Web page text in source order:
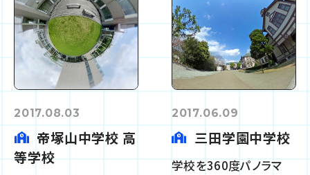
2017.08.03
帝塚山中学校 高
等学校
2017.06.09
三田学園中学校
学校を360度パノラマ